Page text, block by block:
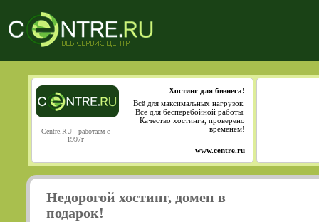
Centre.RU - работаем с
1997г
Хостинг для бизнеса!
Всё для максимальных нагрузок.
Всё для бесперебойной работы.
Качество хостинга, проверено
временем!
www.centre.ru
Недорогой хостинг, домен в
подарок!